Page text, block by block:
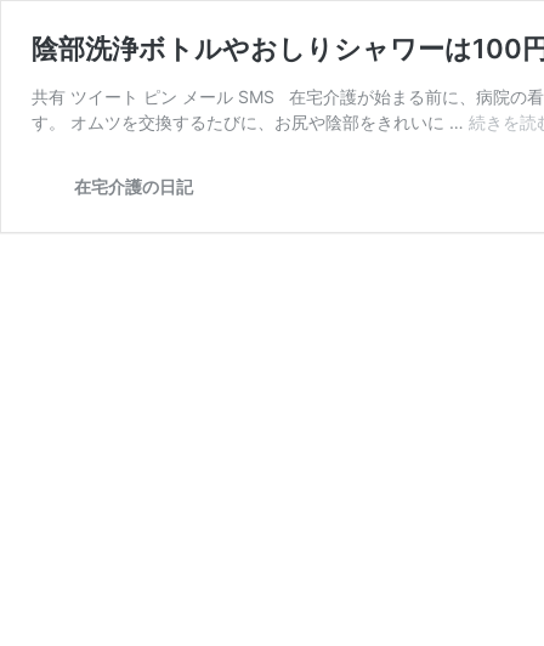
陰部洗浄ボトルやおしりシャワーは100
共有 ツイート ピン メール SMS 在宅介護が始まる前に、病院の
す。 オムツを交換するたびに、お尻や陰部をきれいに … 続きを読
在宅介護の日記